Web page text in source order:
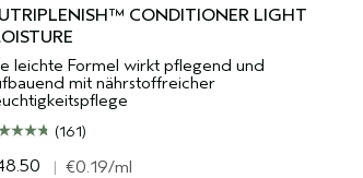
CONDITIONER LIGHT
leichte Formel wirkt pflegend und
mit nährstoffreicher
(161)
| €0.19/ml